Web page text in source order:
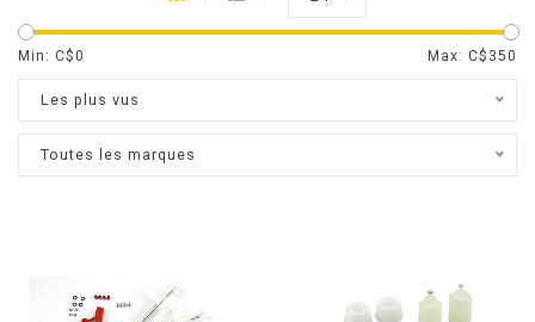
Min: C$0 Max: C$ 350
Les plus vus
Toutes les marques